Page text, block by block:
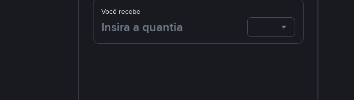
Você recebe